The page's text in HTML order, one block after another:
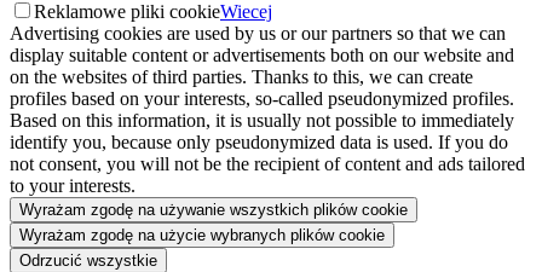
Reklamowe pliki cookieWiecej
Advertising cookies are used by us or our partners so that we can
display suitable content or advertisements both on our website and
on the websites of third parties. Thanks to this, we can create
profiles based on your interests, so-called pseudonymized profiles.
Based on this information, it is usually not possible to immediately
identify you, because only pseudonymized data is used. If you do
not consent, you will not be the recipient of content and ads tailored
to your interests.
Wyrażam zgodę na używanie wszystkich plików cookie
Wyrażam zgodę na użycie wybranych plików cookie
Odrzucić wszystkie